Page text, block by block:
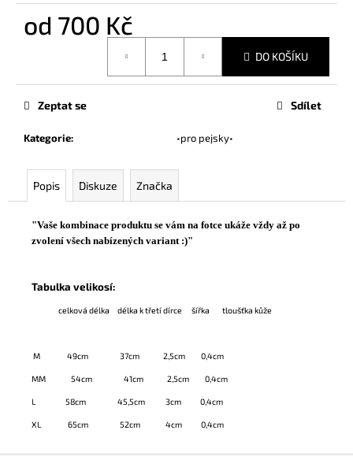
od 700 Kč
DO KOŠÍKU
Kategorie: •pro pejsky•
Zeptat se Sdílet
Popis Diskuze Značka
"Vaše kombinace produktu se vám na fotce ukáže vždy až po
zvolení všech nabízených variant :)"
Tabulka velikosí:
celková délka délka k třetí dírce šířka tloušťka kůže
M 49cm 37cm 2,5cm 0,4cm
MM 54cm 41cm 2,5cm 0,4cm
L 58cm 45,5cm 3cm 0,4cm
XL 65cm 52cm 4cm 0,4cm